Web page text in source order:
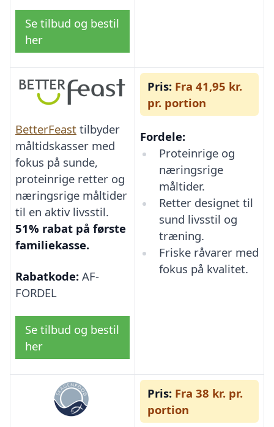
Se tilbud og bestil
her
BetterFeast tilbyder
måltidskasser med
fokus på sunde,
proteinrige retter og
næringsrige måltider
til en aktiv livsstil.
51% rabat på første
familiekasse.
Rabatkode: AF-
FORDEL
Se tilbud og bestil
her
Pris: Fra 41,95 kr.
pr. portion
Fordele:
Proteinrige og
næringsrige
måltider.
Retter designet til
sund livsstil og
træning.
Friske råvarer med
fokus på kvalitet.
Pris: Fra 38 kr. pr.
portion